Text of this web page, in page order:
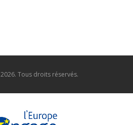
2026. Tous droits réservés.